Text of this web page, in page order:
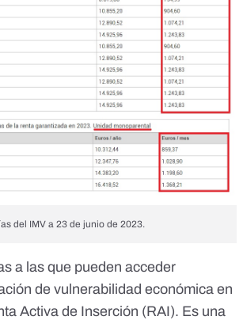
del IMV a 23 de junio de 2023.
a las que pueden acceder
de vulnerabilidad económica en
Activa de Inserción (RAI). Es una